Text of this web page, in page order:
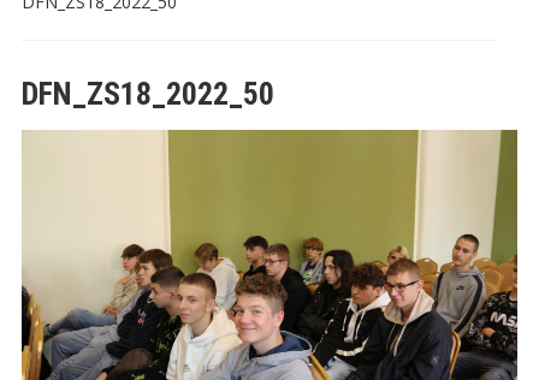
DFN_ZS18_2022_50